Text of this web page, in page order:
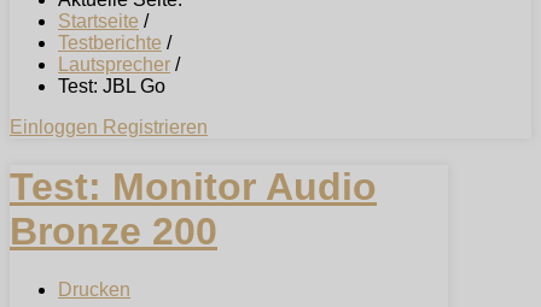
Startseite /
Testberichte /
Lautsprecher /
Test: JBL Go
Einloggen Registrieren
Test: Monitor Audio
Bronze 200
Drucken